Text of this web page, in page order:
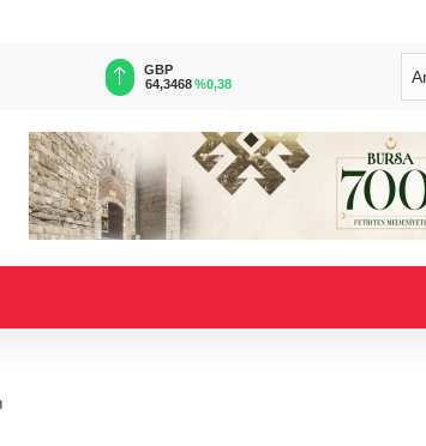
GBP
64,3468 %0,38
CHF